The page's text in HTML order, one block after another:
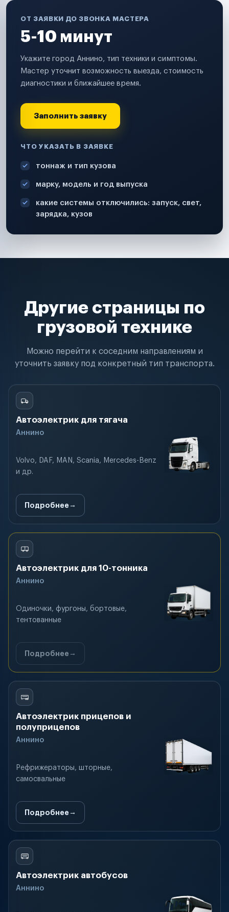
ОТ ЗАЯВКИ ДО ЗВОНКА МАСТЕРА
5-10 минут
Укажите город Аннино, тип техники и симптомы.
Мастер уточнит возможность выезда, стоимость
диагностики и ближайшее время.
Заполнить заявку
ЧТО УКАЗАТЬ В ЗАЯВКЕ
тоннаж и тип кузова
марку, модель и год выпуска
какие системы отключились: запуск, свет,
зарядка, кузов
Другие страницы по
грузовой технике
Можно перейти к соседним направлениям и
уточнить заявку под конкретный тип транспорта.
Автоэлектрик для тягача
Аннино
Volvo, DAF, MAN, Scania, Mercedes-Benz
и др.
Подробнее
Автоэлектрик для 10-тонника
Аннино
Одиночки, фургоны, бортовые,
тентованные
Подробнее
Автоэлектрик прицепов и
полуприцепов
Аннино
Рефрижераторы, шторные,
самосвальные
Подробнее
Автоэлектрик автобусов
Аннино